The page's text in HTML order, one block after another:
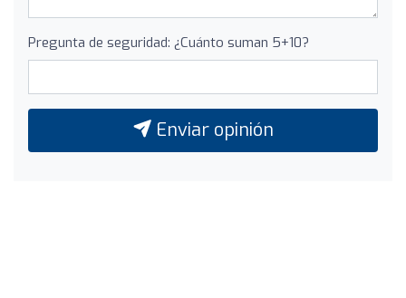
Pregunta de seguridad: ¿Cuánto suman 5+10?
Enviar opinión